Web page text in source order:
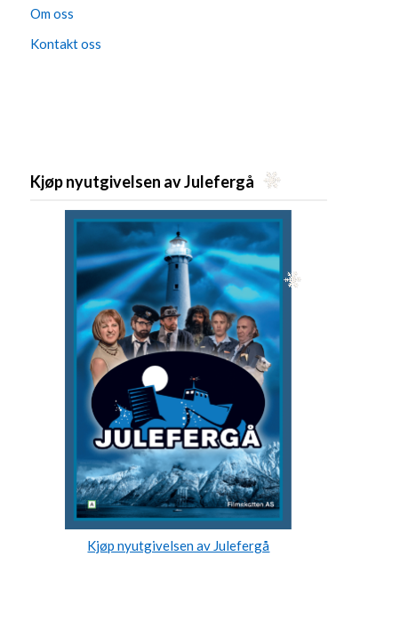
Om oss
Kontakt oss
Kjøp nyutgivelsen av Julefergå
Kjøp nyutgivelsen av Julefergå